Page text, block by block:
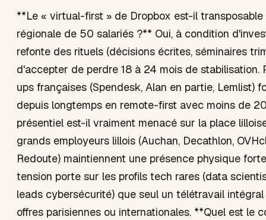
**Le « virtual-first » de Dropbox est-il transposable
régionale de 50 salariés ?** Oui, à condition
refonte des rituels (décisions écrites, séminaires
d'accepter de perdre 18 à 24 mois de stabilisation.
ups françaises (Spendesk, Alan en partie, Lemlist)
depuis longtemps en remote-first avec moins de
présentiel est-il vraiment menacé sur la place
grands employeurs lillois (Auchan, Decathlon,
Redoute) maintiennent une présence physique
tension porte sur les profils tech rares (data
leads cybersécurité) que seul un télétravail
offres parisiennes ou internationales. **Quel est le